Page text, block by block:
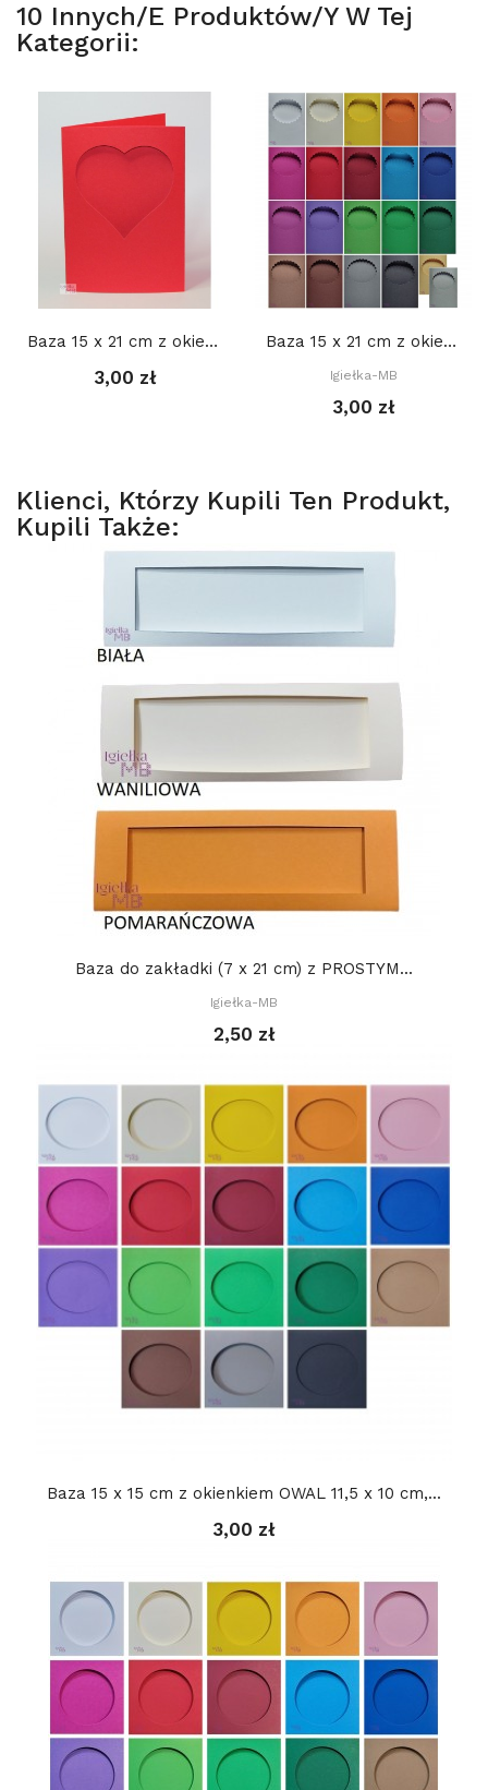
10 Innych/e Produktów/y W Tej
Kategorii:
Baza 15 x 21 cm z okienkiem SERCE 12 x 12 cm,...
3,00 zł
Baza 15 x 21 cm z okienkiem OWAL DEKORACYJNY 2....
Igiełka-MB
3,00 zł
Klienci, Którzy Kupili Ten Produkt,
Kupili Także:
Baza do zakładki (7 x 21 cm) z PROSTYM...
Igiełka-MB
2,50 zł
Baza 15 x 15 cm z okienkiem OWAL 11,5 x 10 cm,...
3,00 zł